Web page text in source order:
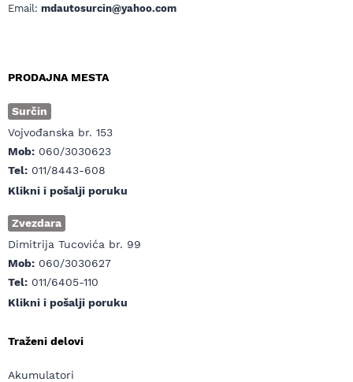
Email: mdautosurcin@yahoo.com
PRODAJNA MESTA
Surčin
Vojvođanska br. 153
Mob: 060/3030623
Tel: 011/8443-608
Klikni i pošalji poruku
Zvezdara
Dimitrija Tucovića br. 99
Mob: 060/3030627
Tel: 011/6405-110
Klikni i pošalji poruku
Traženi delovi
Akumulatori